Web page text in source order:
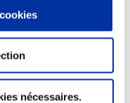
nécessaires.